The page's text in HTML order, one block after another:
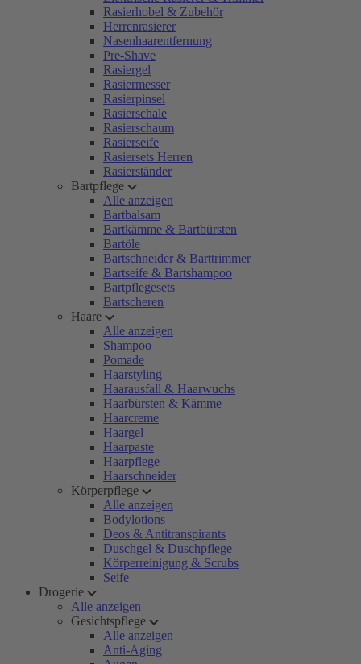
Rasierhobel & Zubehör
Herrenrasierer
Nasenhaarentfernung
Pre-Shave
Rasiergel
Rasiermesser
Rasierpinsel
Rasierschale
Rasierschaum
Rasierseife
Rasiersets Herren
Rasierständer
Bartpflege
Alle anzeigen
Bartbalsam
Bartkämme & Bartbürsten
Bartöle
Bartschneider & Barttrimmer
Bartseife & Bartshampoo
Bartpflegesets
Bartscheren
Haare
Alle anzeigen
Shampoo
Pomade
Haarstyling
Haarausfall & Haarwuchs
Haarbürsten & Kämme
Haarcreme
Haargel
Haarpaste
Haarpflege
Haarschneider
Körperpflege
Alle anzeigen
Bodylotions
Deos & Antitranspirants
Duschgel & Duschpflege
Körperreinigung & Scrubs
Seife
Drogerie
Alle anzeigen
Gesichtspflege
Alle anzeigen
Anti-Aging